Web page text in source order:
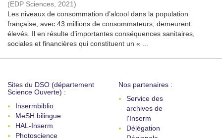
(EDP Sciences, 2021)
Les niveaux de consommation d’alcool dans la population
française, avec 43 millions de consommateurs, demeurent
élevés. Il en résulte d’importantes conséquences sanitaires,
sociales et financières qui constituent un « ...
Sites du DSO (département
Science Ouverte) :
Insermbiblio
MeSH bilingue
HAL-Inserm
Photoscience
Nos partenaires :
Service des
archives de
l'Inserm
Délégation